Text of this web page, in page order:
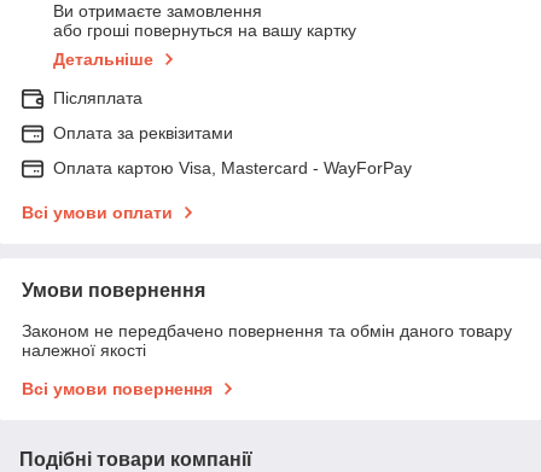
Ви отримаєте замовлення
або гроші повернуться на вашу картку
Детальніше
Післяплата
Оплата за реквізитами
Оплата картою Visa, Mastercard - WayForPay
Всі умови оплати
Умови повернення
Законом не передбачено повернення та обмін даного товару
належної якості
Всі умови повернення
Подібні товари компанії